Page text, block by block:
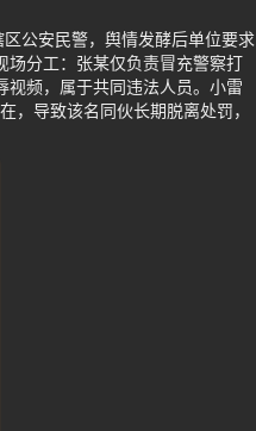
公安民警，舆情发酵后单位要求
场分工：张某仅负责冒充警察打
视频，属于共同违法人员。小雷
，导致该名同伙长期脱离处罚，